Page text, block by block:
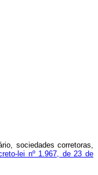
sociedades corretoras,
lei nº 1.967, de 23 de